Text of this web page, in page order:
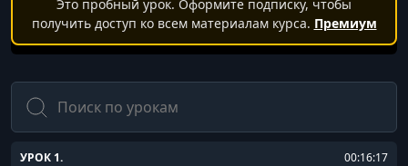
Это пробный урок. Оформите подписку, чтобы
получить доступ ко всем материалам курса. Премиум
Поиск
УРОК 1. 00:16:17